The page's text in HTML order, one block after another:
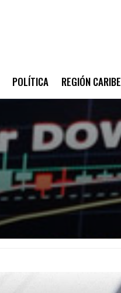
POLÍTICA REGIÓN CARIBE